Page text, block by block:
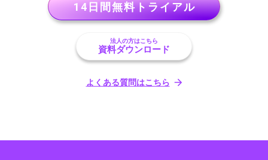
14日間無料トライアル
法人の方はこちら
資料ダウンロード
よくある質問はこちら